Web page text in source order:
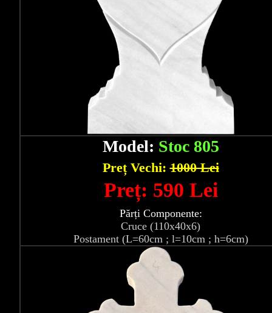
Model: Stoc 805
Preț Vechi:1000 Lei
Preț: 590 Lei
Părți Componente:
Cruce (110x40x6)
Postament (L=60cm ; l=10cm ; h=6cm)